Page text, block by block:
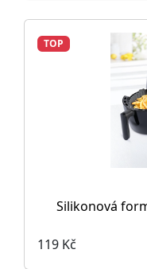
TOP
Silikonová
119 Kč